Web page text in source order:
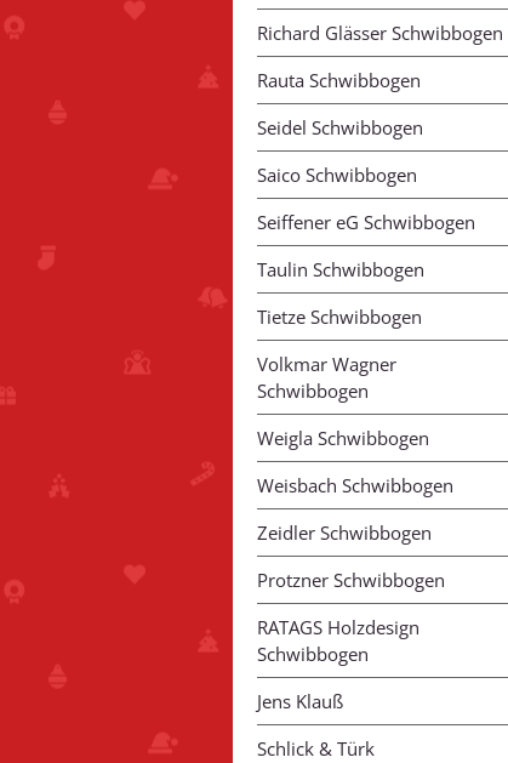
Richard Glässer Schwibbogen
Rauta Schwibbogen
Seidel Schwibbogen
Saico Schwibbogen
Seiffener eG Schwibbogen
Taulin Schwibbogen
Tietze Schwibbogen
Volkmar Wagner
Schwibbogen
Weigla Schwibbogen
Weisbach Schwibbogen
Zeidler Schwibbogen
Protzner Schwibbogen
RATAGS Holzdesign
Schwibbogen
Jens Klauß
Schlick & Türk